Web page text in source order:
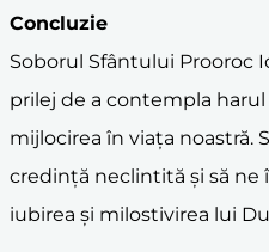
Concluzie
Soborul Sfântului Prooroc
prilej de a contempla harul
mijlocirea în viața noastră.
credință neclintită și să
iubirea și milostivirea lui